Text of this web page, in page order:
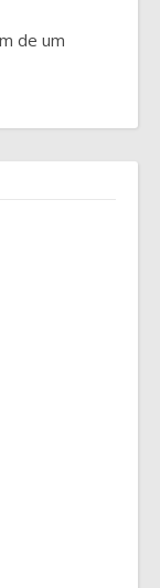
de um